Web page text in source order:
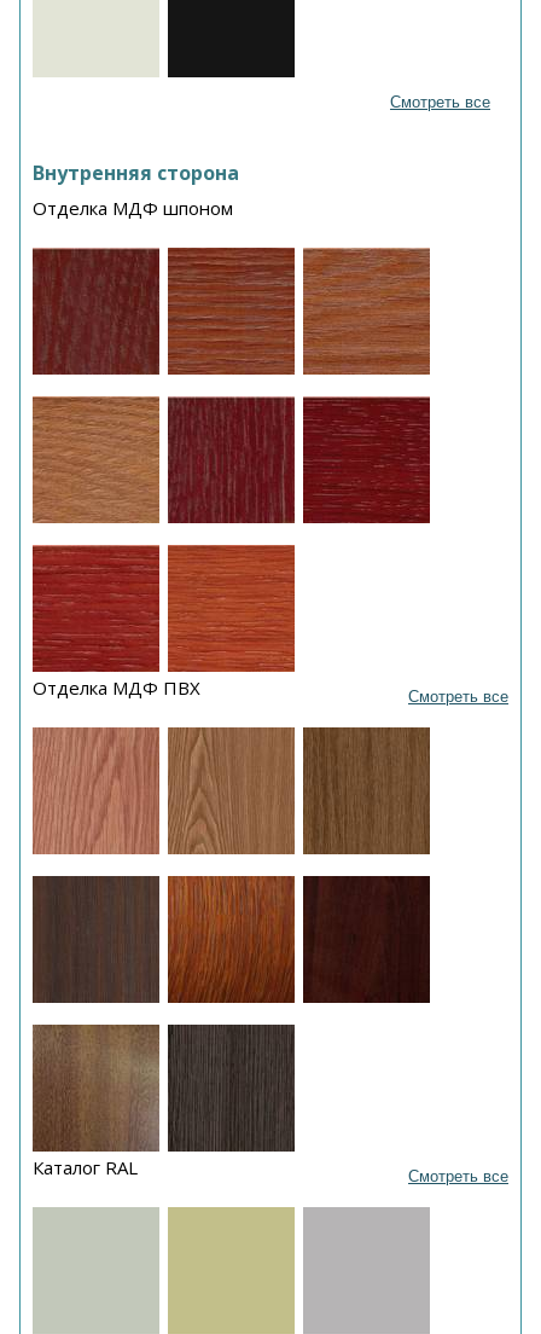
Смотреть все
Внутренняя сторона
Отделка МДФ шпоном
Смотреть все
Отделка МДФ ПВХ
Смотреть все
Каталог RAL